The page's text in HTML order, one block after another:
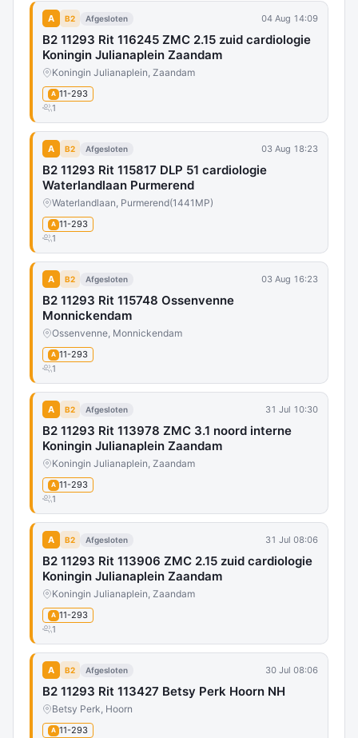
A B2 Afgesloten 04 Aug 14:09
B2 11293 Rit 116245 ZMC 2.15 zuid cardiologie
Koningin Julianaplein Zaandam
Koningin Julianaplein, Zaandam
A 11-293
1
A B2 Afgesloten 03 Aug 18:23
B2 11293 Rit 115817 DLP 51 cardiologie
Waterlandlaan Purmerend
Waterlandlaan, Purmerend(1441MP)
A 11-293
1
A B2 Afgesloten 03 Aug 16:23
B2 11293 Rit 115748 Ossenvenne
Monnickendam
Ossenvenne, Monnickendam
A 11-293
1
A B2 Afgesloten 31 Jul 10:30
B2 11293 Rit 113978 ZMC 3.1 noord interne
Koningin Julianaplein Zaandam
Koningin Julianaplein, Zaandam
A 11-293
1
A B2 Afgesloten 31 Jul 08:06
B2 11293 Rit 113906 ZMC 2.15 zuid cardiologie
Koningin Julianaplein Zaandam
Koningin Julianaplein, Zaandam
A 11-293
1
A B2 Afgesloten 30 Jul 08:06
B2 11293 Rit 113427 Betsy Perk Hoorn NH
Betsy Perk, Hoorn
A 11-293